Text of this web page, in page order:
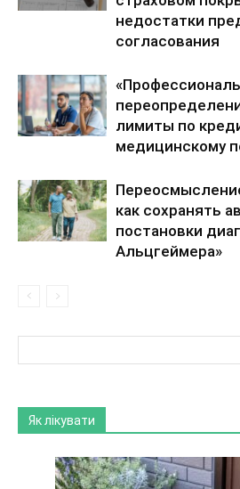
недостатки
согласования
лимиты по
медицинскому
как сохранять
постановки
Альцгеймера»
Як лікувати